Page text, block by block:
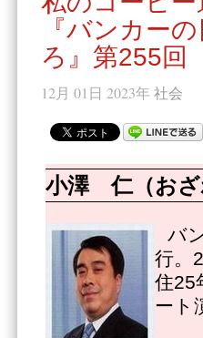
『バンカー
ろ』第255回
12月 01日 2023年 社会
小澤 仁（おざ
バ
行。
住25
ート